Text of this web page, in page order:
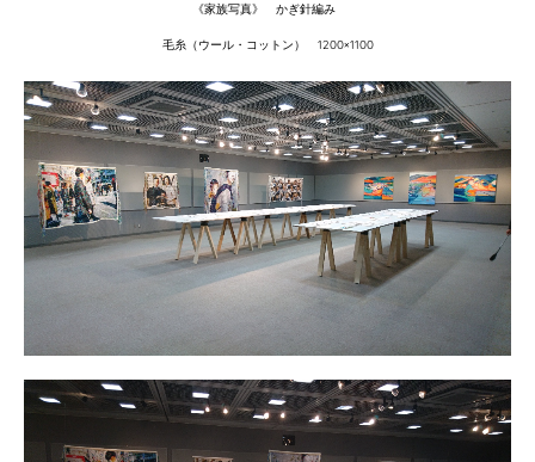
《家族写真》 かぎ針編み
毛糸（ウール・コットン） 1200×1100